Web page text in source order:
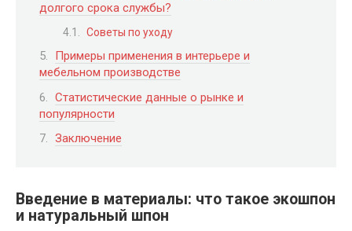
долгого срока службы?
Советы по уходу
Примеры применения в интерьере и
мебельном производстве
Статистические данные о рынке и
популярности
Заключение
Введение в материалы: что такое экошпон
и натуральный шпон